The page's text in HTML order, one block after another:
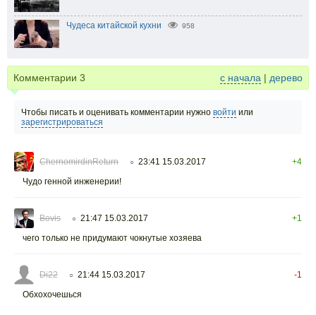
Чудеса китайской кухни 958
Комментарии 3 с начала | дерево
Чтобы писать и оценивать комментарии нужно войти или
зарегистрироваться
ChernomirdinReturn ○ 23:41 15.03.2017
+4
Чудо генной инженерии!
Bovis ○ 21:47 15.03.2017
+1
чего только не придумают чокнутые хозяева
Di22 ○ 21:44 15.03.2017
-1
Обхохочешься